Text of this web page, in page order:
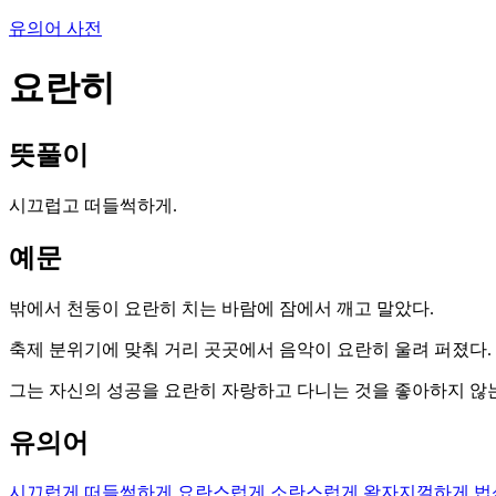
유의어 사전
요란히
뜻풀이
시끄럽고 떠들썩하게.
예문
밖에서 천둥이 요란히 치는 바람에 잠에서 깨고 말았다.
축제 분위기에 맞춰 거리 곳곳에서 음악이 요란히 울려 퍼졌다.
그는 자신의 성공을 요란히 자랑하고 다니는 것을 좋아하지 않
유의어